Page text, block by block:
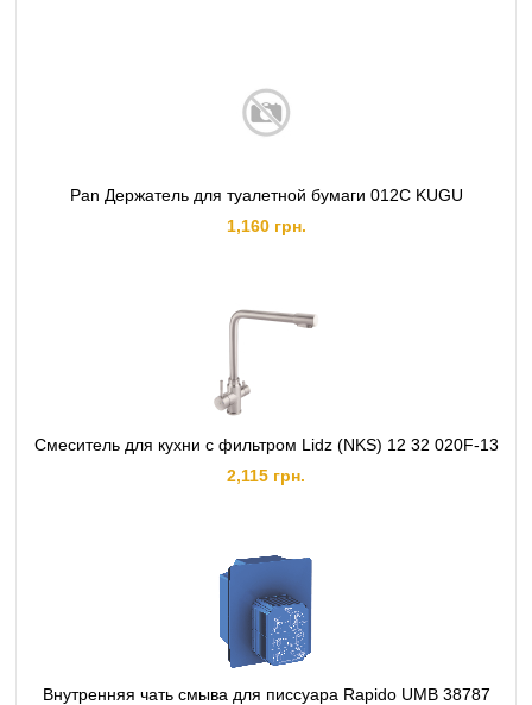
Pan Держатель для туалетной бумаги 012C KUGU
1,160 грн.
Смеситель для кухни с фильтром Lidz (NKS) 12 32 020F-13
2,115 грн.
Внутренняя чать смыва для писсуара Rapido UMB 38787